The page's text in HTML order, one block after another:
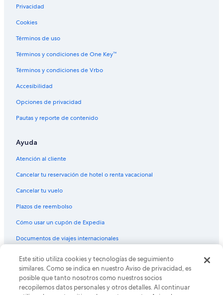
Hoteles baratos en Gatlinburg
Hoteles cerca del acuario en Gatlinburg
Hoteles con aguas termales en Gatlinburg
Hoteles con bar en Gatlinburg
Hoteles con cocina en Gatlinburg
Hoteles con desayuno incluido en Gatlinburg
Hoteles con gimnasio en Gatlinburg
Hoteles con área de juegos en Gatlinburg
Hoteles con sauna en Gatlinburg
Hoteles con hidromasaje en Gatlinburg
Hoteles con traslado del/al aeropuerto en Gatlinburg
Hoteles con vista al mar en Gatlinburg
Hoteles con vista en Gatlinburg
Hoteles en la naturaleza en Gatlinburg
Hoteles para fumadores en Gatlinburg
Hoteles que aceptan mascotas en Gatlinburg
Privacidad
Cookies
Términos de uso
Términos y condiciones de One Key™
Términos y condiciones de Vrbo
Accesibilidad
Opciones de privacidad
Pautas y reporte de contenido
Ayuda
Atención al cliente
Cancelar tu reservación de hotel o renta vacacional
Cancelar tu vuelo
Plazos de reembolso
Cómo usar un cupón de Expedia
Documentos de viajes internacionales
© 2026 Expedia, Inc., una empresa de Expedia Group. Todos los
derechos reservados. Expedia y el logo de Expedia son marcas
registradas o marcas comerciales de Expedia, Inc. CST# 2029030-50.
Este sitio utiliza cookies y tecnologías de seguimiento
similares. Como se indica en nuestro Aviso de privacidad, es
posible que tanto nosotros como nuestros socios
recopilemos datos personales y otros detalles. Al continuar